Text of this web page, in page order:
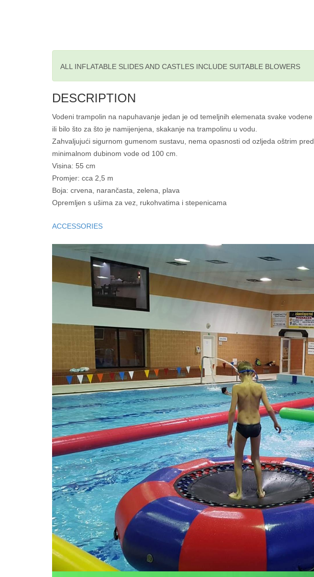
ALL INFLATABLE SLIDES AND CASTLES INCLUDE SUITABLE BLOWERS
DESCRIPTION
Vodeni trampolin na napuhavanje jedan je od temeljnih elemenata svake
ili bilo što za što je namijenjena, skakanje na trampolinu u vodu.
Zahvaljujući sigurnom gumenom sustavu, nema opasnosti od ozljeda oštrim
minimalnom dubinom vode od 100 cm.
Visina: 55 cm
Promjer: cca 2,5 m
Boja: crvena, narančasta, zelena, plava
Opremljen s ušima za vez, rukohvatima i stepenicama
ACCESSORIES